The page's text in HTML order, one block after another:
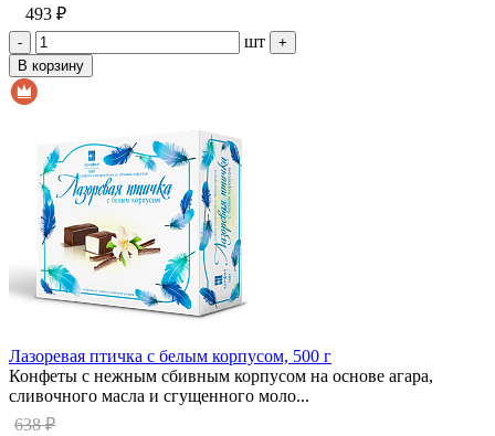
493 ₽
- шт
+
В корзину
Лазоревая птичка с белым корпусом, 500 г
Конфеты с нежным сбивным корпусом на основе агара,
сливочного масла и сгущенного моло...
638 ₽